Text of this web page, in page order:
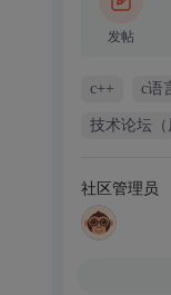
发帖
c++ c语
技术论坛（
社区管理员